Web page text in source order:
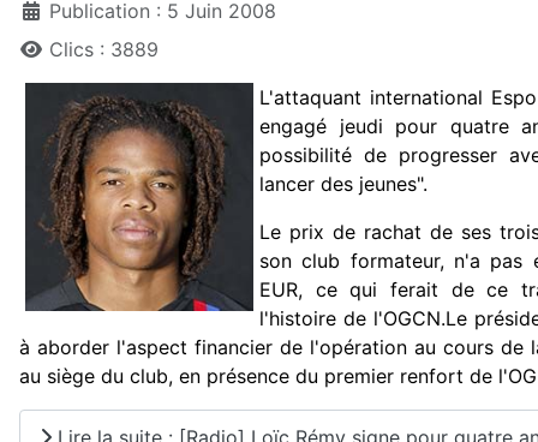
Publication : 5 Juin 2008
Clics : 3889
L'attaquant international
engagé jeudi pour quatre
possibilité de progresser
lancer des jeunes".
Le prix de rachat de ses
son club formateur, n'a pas
EUR, ce qui ferait de ce
l'histoire de l'OGCN.Le
à aborder l'aspect financier de l'opération au cours de
au siège du club, en présence du premier renfort de
Lire la suite : [Radio] Loïc Rémy signe pour quatre